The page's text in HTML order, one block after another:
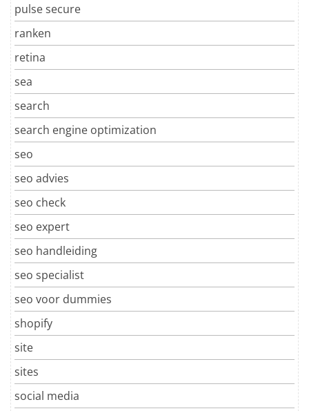
pulse secure
ranken
retina
sea
search
search engine optimization
seo
seo advies
seo check
seo expert
seo handleiding
seo specialist
seo voor dummies
shopify
site
sites
social media